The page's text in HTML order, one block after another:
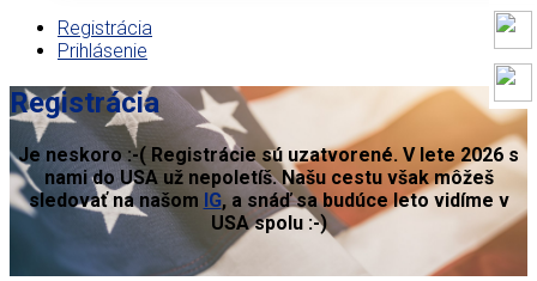
Registrácia
Prihlásenie
Registrácia
Je neskoro :-( Registrácie sú uzatvorené. V lete 2026 s
nami do USA už nepoletíš. Našu cestu však môžeš
sledovať na našom IG, a snáď sa budúce leto vidíme v
USA spolu :-)